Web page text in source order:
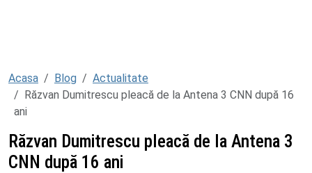
Acasa Blog
Actualitate
Răzvan Dumitrescu pleacă de la Antena 3 CNN după 16
ani
Răzvan Dumitrescu pleacă de la Antena 3
CNN după 16 ani